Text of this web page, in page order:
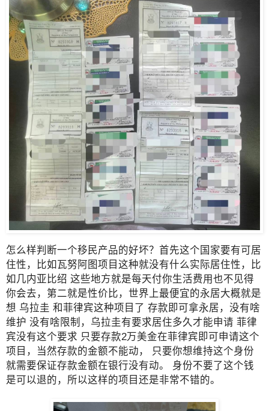
怎么样判断一个移民产品的好坏？首先这个国家要有可居
住性，比如瓦努阿图项目这种就没有什么实际居住性，比
如几内亚比绍 这些地方就是每天付你生活费用也不见得
你会去，第二就是性价比，世界上最便宜的永居大概就是
想 乌拉圭 和菲律宾这种项目了 存款即可拿永居，没有啥
维护 没有啥限制，乌拉圭有要求居住多久才能申请 菲律
宾没有这个要求 只要存款2万美金在菲律宾即可申请这个
项目，当然存款的金额不能动， 只要你想维持这个身份
就需要保证存款金额在银行没有动。 身份不要了这个钱
是可以退的，所以这样的项目还是非常不错的。